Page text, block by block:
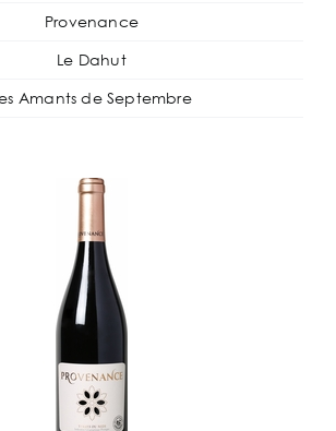
Provenance
Le Dahut
Amants de Septembre